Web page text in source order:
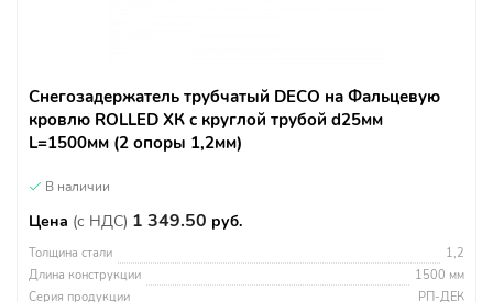
Снегозадержатель трубчатый DECO на Фальцевую
кровлю ROLLED ХК с круглой трубой d25мм
L=1500мм (2 опоры 1,2мм)
В наличии
Цена (с НДС) 1 349.50 руб.
Толщина стали
1,2
Длина конструкции
1500 мм
Серия продукции
РП-ДЕК